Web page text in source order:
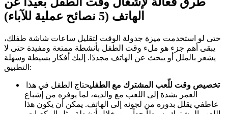
الهاتف (5 نصائح عملية للآباء)
حتى لو استخدمت ميزة جدولة الوقت لتقليل ساعات شاشة طفلك،
يبقى أهم جزء هو ملء وقت الطفل بأنشطة ممتعة ومفيدة حتى لا
يشعر بالملل أو يبحث عن الهاتف مجددًا. إليك أفكار بسيطة وسهلة
التطبيق:
تخصيص وقت للّعب المشترك مع الطفليحتاج الطفل في هذا
العمر بشدة إلى اللعب مع والديه، لما يوفره من إشباع
عاطفي يقلل بدوره من لجوئه إلى الهاتف. يمكن أن يكون هذا